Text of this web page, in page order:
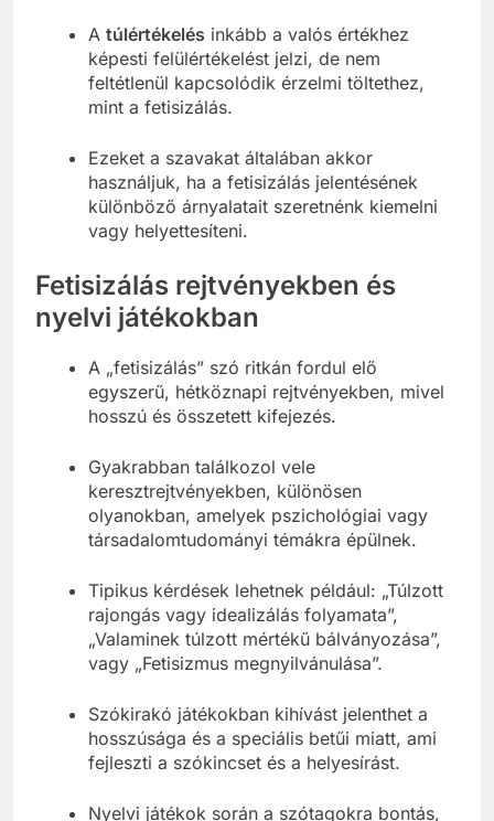
Atúlértékelésinkább a valós értékhez
képesti felülértékelést jelzi, de nem
feltétlenül kapcsolódik érzelmi töltethez,
Ezeket a szavakat általában akkor
használjuk, ha a fetisizálás jelentésének
különböző árnyalatait szeretnénk kiemelni
Fetisizálás rejtvényekben és
nyelvi játékokban
A „fetisizálás” szó ritkán fordul elő
egyszerű, hétköznapi rejtvényekben, mivel
Gyakrabban találkozol vele
keresztrejtvényekben, különösen
olyanokban, amelyek pszichológiai vagy
Tipikus kérdések lehetnek például: „Túlzott
rajongás vagy idealizálás folyamata”,
„Valaminek túlzott mértékű bálványozása”,
Szókirakó játékokban kihívást jelenthet a
hosszúsága és a speciális betűi miatt, ami